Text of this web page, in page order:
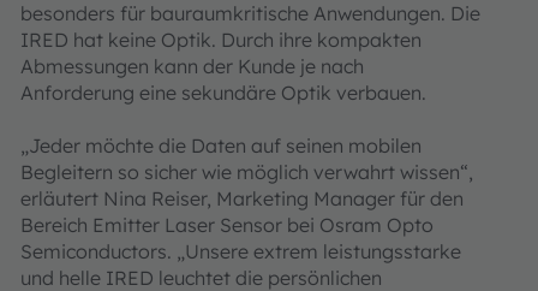
besonders für bauraumkritische Anwendungen. Die
IRED hat keine Optik. Durch ihre kompakten
Abmessungen kann der Kunde je nach
Anforderung eine sekundäre Optik verbauen.
„Jeder möchte die Daten auf seinen mobilen
Begleitern so sicher wie möglich verwahrt wissen“,
erläutert Nina Reiser, Marketing Manager für den
Bereich Emitter Laser Sensor bei Osram Opto
Semiconductors. „Unsere extrem leistungsstarke
und helle IRED leuchtet die persönlichen